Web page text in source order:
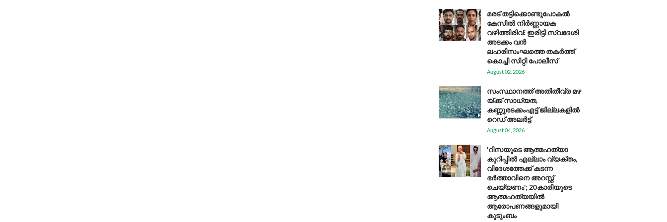
മരട് തട്ടിക്കൊണ്ടുപോകൽ
കേസിൽ നിർണ്ണായക
വഴിത്തിരിവ്: ഇരിട്ടി സ്വദേശി
അടക്കം വൻ
ലഹരിസംഘത്തെ തകർത്ത്
കൊച്ചി സിറ്റി പോലീസ്
August 02, 2026
സം​സ്ഥാ​ന​ത്ത് അ​തി​തീ​വ്ര മ​ഴ​
യ്ക്ക് സാ​ധ്യ​ത,
കണ്ണൂരടക്കംഎ​ട്ട് ജി​ല്ല​ക​ളി​ൽ
റെ​ഡ് അ​ലർ​ട്ട്
August 04, 2026
'റിസയുടെ ആത്മഹത്യാ
കുറിപ്പിൽ എല്ലാം വ്യക്തം,
വിദേശത്തേക്ക് കടന്ന
ഭർത്താവിനെ അറസ്റ്റ്
ചെയ്യണം'; 20കാരിയുടെ
ആത്മഹത്യയിൽ
ആരോപണങ്ങളുമായി
കുടുംബം